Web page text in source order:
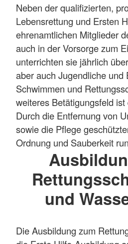
Neben der qualifizierten,
Lebensrettung und Ersten
ehrenamtlichen Mitglieder
auch in der Vorsorge zum
unterrichten sie jährlich
aber auch Jugendliche und
Schwimmen und
weiteres Betätigungsfeld
Durch die Entfernung von
sowie die Pflege
Ordnung und Sauberkeit
und
Die Ausbildung zum